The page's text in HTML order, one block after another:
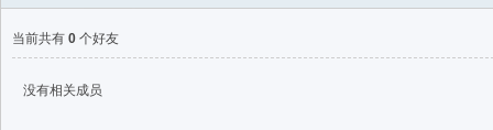
当前共有 0 个好友
没有相关成员